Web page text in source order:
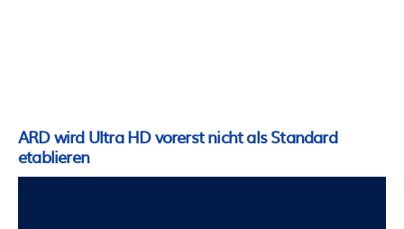
ARD wird Ultra HD vorerst nicht als Standard
etablieren